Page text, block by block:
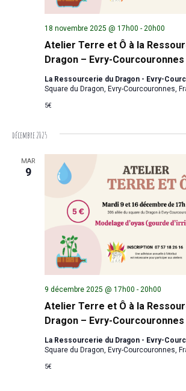
Atelier Terre et Ô à la
Dragon – Evry-Courcouronnes
18 novembre 2025 @ 17h00 - 20h00
La Ressourcerie du Dragon - Evry-
Square du Dragon, Evry-Courcouronnes,
5€
décembre 2025
MAR
9
Atelier Terre et Ô à la
Dragon – Evry-Courcouronnes
9 décembre 2025 @ 17h00 - 20h00
La Ressourcerie du Dragon - Evry-
Square du Dragon, Evry-Courcouronnes,
5€